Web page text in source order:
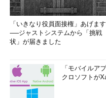
「いきなり役員面接権」あげます
──ジャストシステムから「挑戦
状」が届きました
「モバイルア
クロソフトが